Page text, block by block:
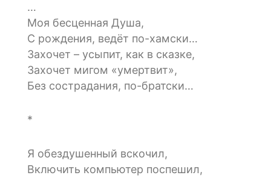
…
Моя бесценная Душа,
С рождения, ведёт по-хамски…
Захочет – усыпит, как в сказке,
Захочет мигом «умертвит»,
Без сострадания, по-братски…
*
Я обездушенный вскочил,
Включить компьютер поспешил,